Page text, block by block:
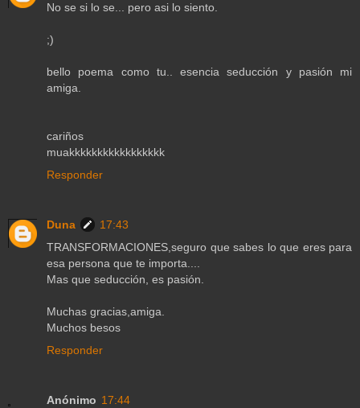
No se si lo se... pero asi lo siento.
;)
bello poema como tu.. esencia seducción y pasión mi
amiga.
cariños
muakkkkkkkkkkkkkkkkk
Responder
Duna
17:43
TRANSFORMACIONES,seguro que sabes lo que eres para
esa persona que te importa....
Mas que seducción, es pasión.
Muchas gracias,amiga.
Muchos besos
Responder
Anónimo 17:44